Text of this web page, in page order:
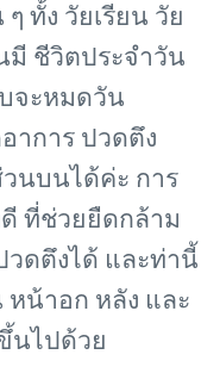
ทั้ง วัยเรียน วัย
มี ชีวิตประจำวัน
จะหมดวัน
าการ ปวดตึง
นบนได้ค่ะ การ
ที่ช่วยยืดกล้าม
วดตึงได้ และท่านี้
หน้าอก หลัง และ
นไปด้วย